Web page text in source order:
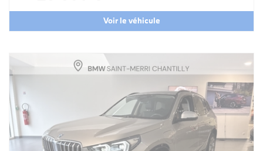
Voir le véhicule